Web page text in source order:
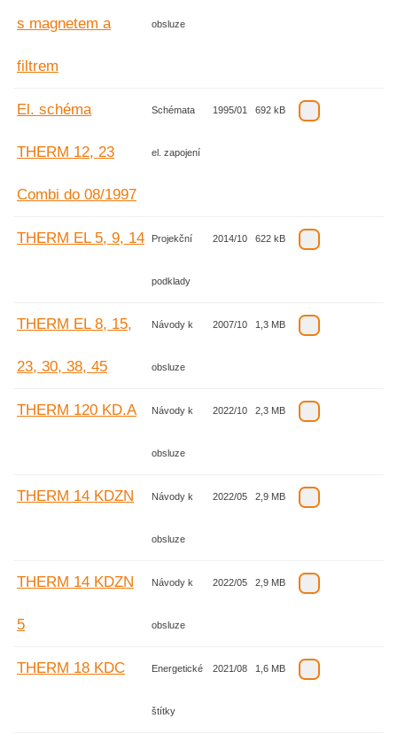
s magnetem a
filtrem
obsluze
El. schéma
THERM 12, 23
Combi do 08/1997
Schémata
el. zapojení
1995/01 692 kB
THERM EL 5, 9, 14 Projekční
podklady
2014/10 622 kB
THERM EL 8, 15,
23, 30, 38, 45
Návody k
obsluze
2007/10 1,3 MB
THERM 120 KD.A Návody k
obsluze
2022/10 2,3 MB
THERM 14 KDZN Návody k
obsluze
2022/05 2,9 MB
THERM 14 KDZN
5
Návody k
obsluze
2022/05 2,9 MB
THERM 18 KDC Energetické
štítky
2021/08 1,6 MB